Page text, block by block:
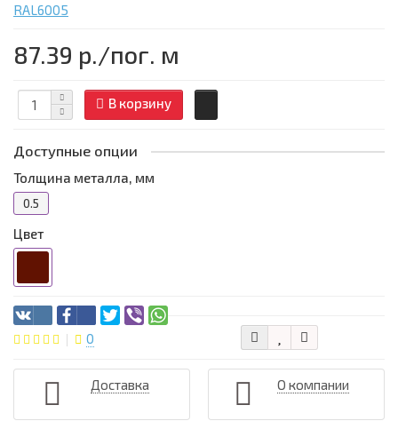
RAL6005
87.39 р./пог. м
В корзину
Доступные опции
Толщина металла, мм
0.5
Цвет
0
Доставка О компании